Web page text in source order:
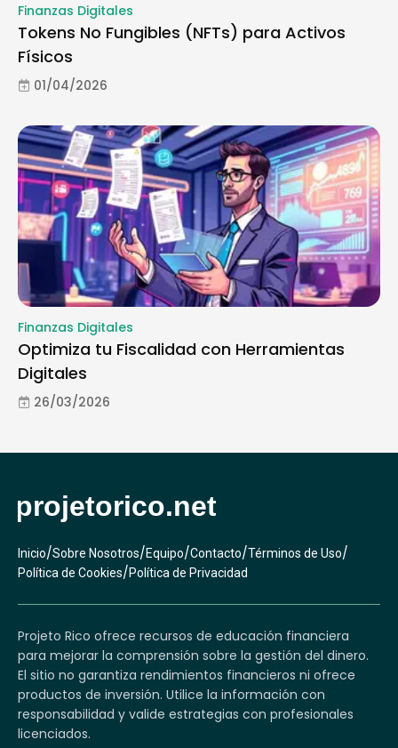
Finanzas Digitales
Tokens No Fungibles (NFTs) para Activos
Físicos
01/04/2026
Finanzas Digitales
Optimiza tu Fiscalidad con Herramientas
Digitales
26/03/2026
Inicio/Sobre Nosotros/Equipo/Contacto/Términos de Uso/
Política de Cookies/Política de Privacidad
Projeto Rico ofrece recursos de educación financiera
para mejorar la comprensión sobre la gestión del dinero.
El sitio no garantiza rendimientos financieros ni ofrece
productos de inversión. Utilice la información con
responsabilidad y valide estrategias con profesionales
licenciados.